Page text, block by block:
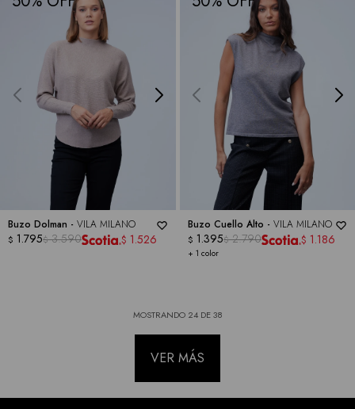
Buzo Dolman - VILA MILANO
$ 1.795$ 3.590 $ 1.526
Buzo Cuello Alto - VILA MILANO
+ 1 color
$ 1.395$ 2.790 $ 1.186
MOSTRANDO 24DE38
VER MÁS